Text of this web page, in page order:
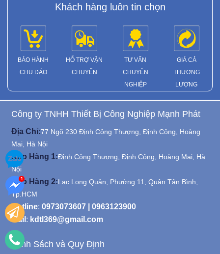
Khách hàng luôn tin chọn
BẢO HÀNH
CHU ĐÁO
HỖ TRỢ VẬN
CHUYỂN
TƯ VẤN
CHUYÊN
NGHIỆP
GIÁ CẢ
THƯƠNG
LƯỢNG
Công ty TNHH Thiết Bị Công Nghiệp Mạnh Phát
Địa Chỉ:77 Ngõ 230 Định Công Thượng, Định Công, Hoàng
Mai, Hà Nội
Kho Hàng 1:Định Công Thượng, Định Công, Hoàng Mai, Hà
Nội
Kho Hàng 2:Lạc Long Quân, Phường 11, Quận Tân Bình,
Tp.HCM
Hotline: 0973073607
0963123900
Mail : kdtl369@gmail.com
Chính Sách và Quy Định